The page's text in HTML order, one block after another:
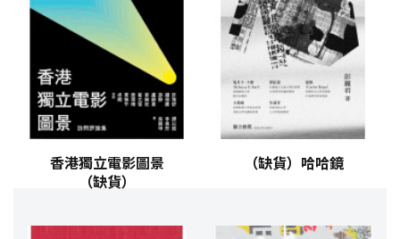
香港獨立電影圖景
（缺貨）
（缺貨）哈哈鏡